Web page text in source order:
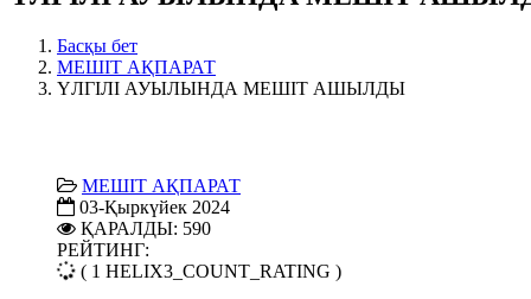
Басқы бет
МЕШІТ АҚПАРАТ
ҮЛГІЛІ АУЫЛЫНДА МЕШІТ АШЫЛДЫ
МЕШІТ АҚПАРАТ
03-Қыркүйек 2024
ҚАРАЛДЫ: 590
РЕЙТИНГ:
( 1 HELIX3_COUNT_RATING )